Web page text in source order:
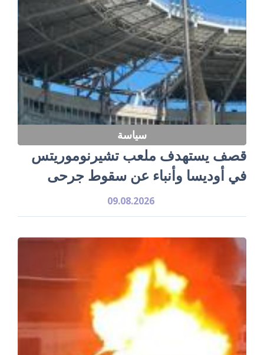
سياسة
قصف يستهدف ملعب تشيرنوموريتس
في أوديسا وأنباء عن سقوط جرحى
09.08.2026